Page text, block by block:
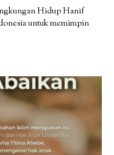
Hidup Hanif
untuk memimpin